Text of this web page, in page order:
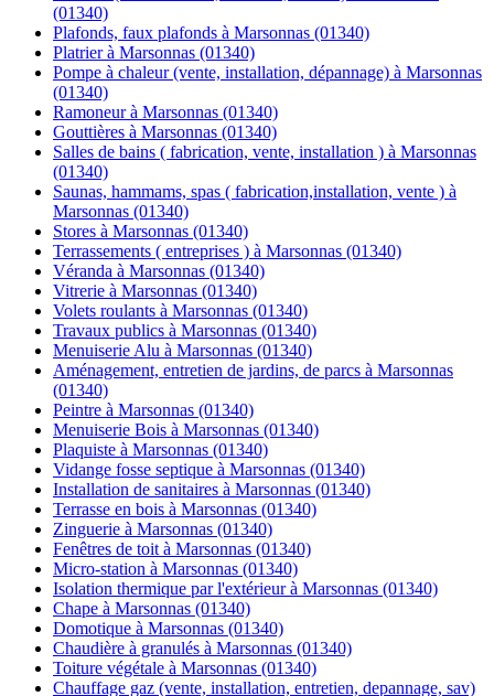
(01340)
Plafonds, faux plafonds à Marsonnas (01340)
Platrier à Marsonnas (01340)
Pompe à chaleur (vente, installation, dépannage) à Marsonnas
(01340)
Ramoneur à Marsonnas (01340)
Gouttières à Marsonnas (01340)
Salles de bains ( fabrication, vente, installation ) à Marsonnas
(01340)
Saunas, hammams, spas ( fabrication,installation, vente ) à
Marsonnas (01340)
Stores à Marsonnas (01340)
Terrassements ( entreprises ) à Marsonnas (01340)
Véranda à Marsonnas (01340)
Vitrerie à Marsonnas (01340)
Volets roulants à Marsonnas (01340)
Travaux publics à Marsonnas (01340)
Menuiserie Alu à Marsonnas (01340)
Aménagement, entretien de jardins, de parcs à Marsonnas
(01340)
Peintre à Marsonnas (01340)
Menuiserie Bois à Marsonnas (01340)
Plaquiste à Marsonnas (01340)
Vidange fosse septique à Marsonnas (01340)
Installation de sanitaires à Marsonnas (01340)
Terrasse en bois à Marsonnas (01340)
Zinguerie à Marsonnas (01340)
Fenêtres de toit à Marsonnas (01340)
Micro-station à Marsonnas (01340)
Isolation thermique par l'extérieur à Marsonnas (01340)
Chape à Marsonnas (01340)
Domotique à Marsonnas (01340)
Chaudière à granulés à Marsonnas (01340)
Toiture végétale à Marsonnas (01340)
Chauffage gaz (vente, installation, entretien, depannage, sav)